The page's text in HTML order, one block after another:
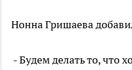
Нонна Гришаева
- Будем делать то, что